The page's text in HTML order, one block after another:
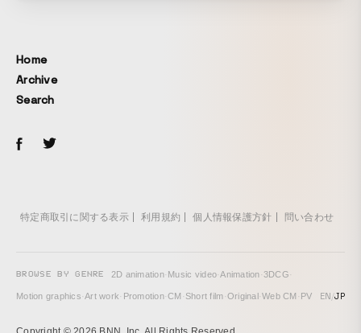
Home
Archive
Search
特定商取引に関する表示 利用規約 個人情報保護方針 問い合わせ
BROWSE BY GENRE 2D animation· Music video·Animation·3DCG·
Motion graphics·Art work· Promotion·CM · Short film·Original ·Web CM · PV EN/JP